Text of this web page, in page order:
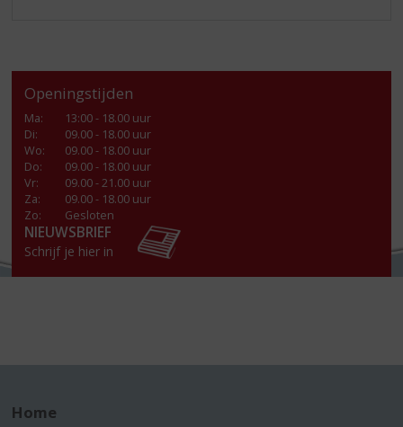
Openingstijden
Ma:
13:00 - 18.00 uur
Di:
09.00 - 18.00 uur
Wo:
09.00 - 18.00 uur
Do:
09.00 - 18.00 uur
Vr:
09.00 - 21.00 uur
Za:
09.00 - 18.00 uur
Zo:
Gesloten
NIEUWSBRIEF
Schrijf je hier in
Home